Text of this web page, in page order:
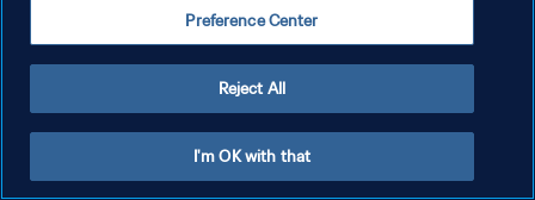
Preference Center
Reject All
I'm OK with that